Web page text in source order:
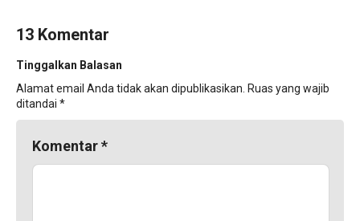
13 Komentar
Tinggalkan Balasan
Alamat email Anda tidak akan dipublikasikan. Ruas yang wajib
ditandai *
Komentar*